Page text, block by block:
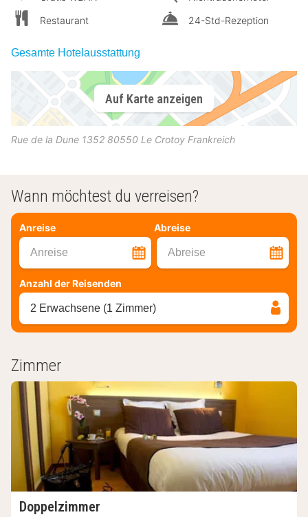
Restaurant
24-Std-Rezeption
Gesamte Hotelausstattung
Auf Karte anzeigen
Rue de la Dune 1352 80550 Le Crotoy Frankreich
Wann möchtest du verreisen?
Anreise Abreise
Anreise Abreise
Anzahl der Reisenden
2 Erwachsene (1 Zimmer)
Zimmer
Doppelzimmer